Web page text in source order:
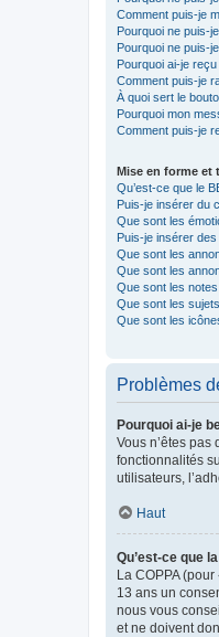
Comment puis-je
Pourquoi ne puis-
Pourquoi ne puis-
Pourquoi ai-je
Comment puis-je
À quoi sert le
Pourquoi mon
Comment puis-je
Mise en forme et
Qu’est-ce que le
Puis-je insérer du
Que sont les
Puis-je insérer
Que sont les
Que sont les
Que sont les
Que sont les
Que sont les
Problèmes
Pourquoi ai-je
Vous n’êtes
fonctionnalités
utilisateurs,
Haut
Qu’est-ce que
La COPPA
13 ans un
nous vous
et ne doivent